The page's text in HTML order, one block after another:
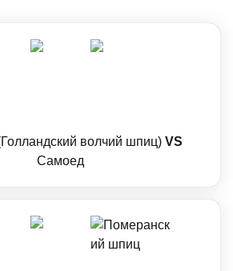
волчий шпиц) VS
Самоед